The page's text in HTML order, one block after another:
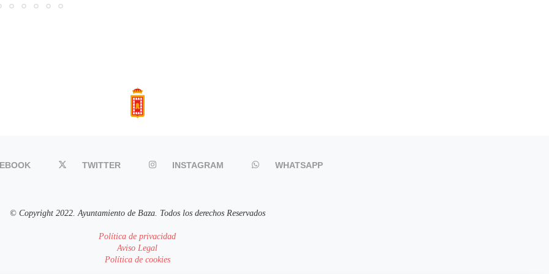
TWITTER INSTAGRAM WHATSAPP
© Copyright 2022. Ayuntamiento de Baza. Todos los derechos Reservados
Política de privacidad
Aviso Legal
Política de cookies